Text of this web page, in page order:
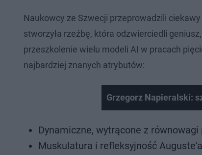
Naukowcy ze Szwecji przeprowadzili ciekawy
stworzyła rzeźbę, która odzwierciedli
przeszkolenie wielu modeli AI w pracach
najbardziej znanych atrybutów:
Grzegorz Napieralski:
Dynamiczne, wytrącone z równowagi
Muskulatura i refleksyjność